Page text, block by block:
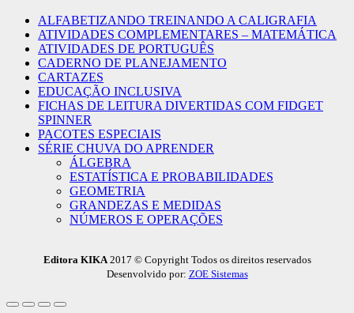
ALFABETIZANDO TREINANDO A CALIGRAFIA
ATIVIDADES COMPLEMENTARES – MATEMÁTICA
ATIVIDADES DE PORTUGUÊS
CADERNO DE PLANEJAMENTO
CARTAZES
EDUCAÇÃO INCLUSIVA
FICHAS DE LEITURA DIVERTIDAS COM FIDGET
SPINNER
PACOTES ESPECIAIS
SÉRIE CHUVA DO APRENDER
ÁLGEBRA
ESTATÍSTICA E PROBABILIDADES
GEOMETRIA
GRANDEZAS E MEDIDAS
NÚMEROS E OPERAÇÕES
Editora KIKA2017 © Copyright Todos os direitos reservados
Desenvolvido por: ZOE Sistemas